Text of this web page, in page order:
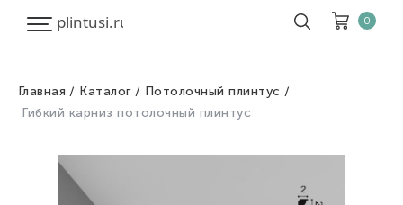
Корзина
0
Главная Каталог
Потолочный плинтус
Гибкий карниз потолочный плинтус